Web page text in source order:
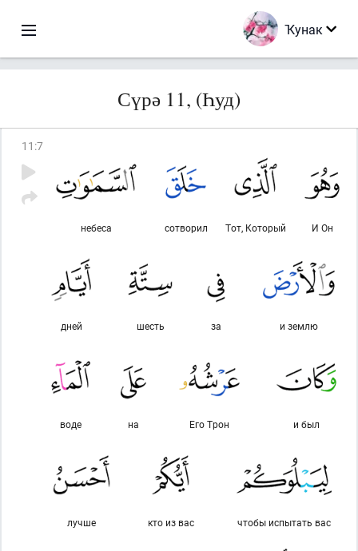
Ҡунак
Сүрә 11, (Һуд)
11 :7
И Он
Тот, Который
сотворил
небеса
и землю
за
шесть
дней
и был
Его Трон
на
воде
чтобы испытать вас
кто из вас
лучше